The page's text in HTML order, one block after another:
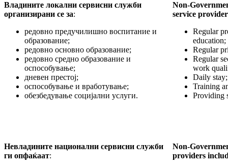
Владините локални сервисни служби
организирани се за:
редовно предучилишно воспитание и
образование;
редовно основно образование;
редовно средно образование и
оспособување;
дневен престој;
оспособување и вработување;
обезбедување социјални услуги.
Non-
service
Regular
education;
Regular
Regular
work
Daily stay;
Training
Providing
Невладините национални сервисни служби
ги опфаќаат:
Non-
providers